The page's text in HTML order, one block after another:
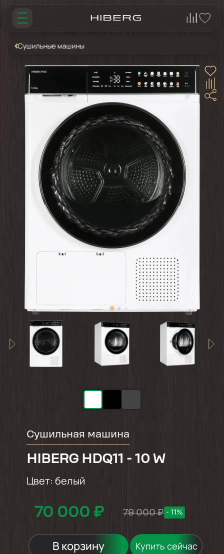
Сушильные машины
Сушильная машина
HIBERG HDQ11 - 10 W
Цвет: белый
70 000 ₽ 79 000 ₽ - 11%
В корзину Купить сейчас